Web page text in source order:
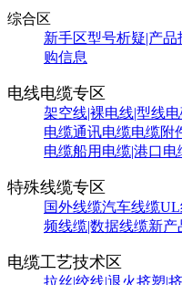
综合区
新手区型号析疑|产品
购信息
电线电缆专区
架空线|裸电线|型线
电缆通讯电缆电缆附
电缆船用电缆|港口电
特殊线缆专区
国外线缆汽车线缆UL
频线缆|数据线缆新产
电缆工艺技术区
拉丝|绞线|退火挤塑|